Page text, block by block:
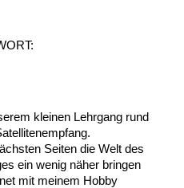
kleinen Lehrgang rund
Seiten die Welt des
ein wenig näher bringen
mit meinem Hobby